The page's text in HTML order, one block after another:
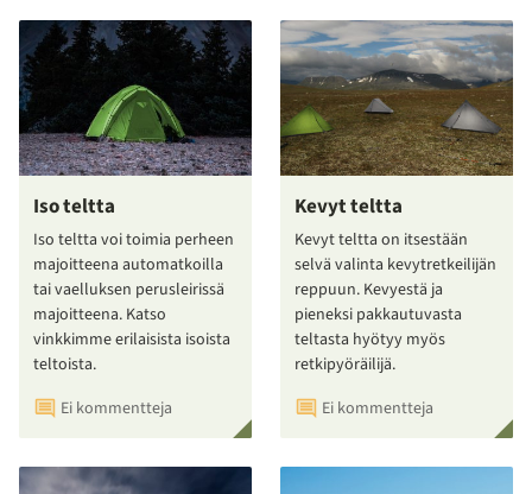
Iso teltta
Iso teltta voi toimia perheen
majoitteena automatkoilla
tai vaelluksen perusleirissä
majoitteena. Katso
vinkkimme erilaisista isoista
teltoista.
Ei kommentteja
Kevyt teltta
Kevyt teltta on itsestään
selvä valinta kevytretkeilijän
reppuun. Kevyestä ja
pieneksi pakkautuvasta
teltasta hyötyy myös
retkipyöräilijä.
Ei kommentteja